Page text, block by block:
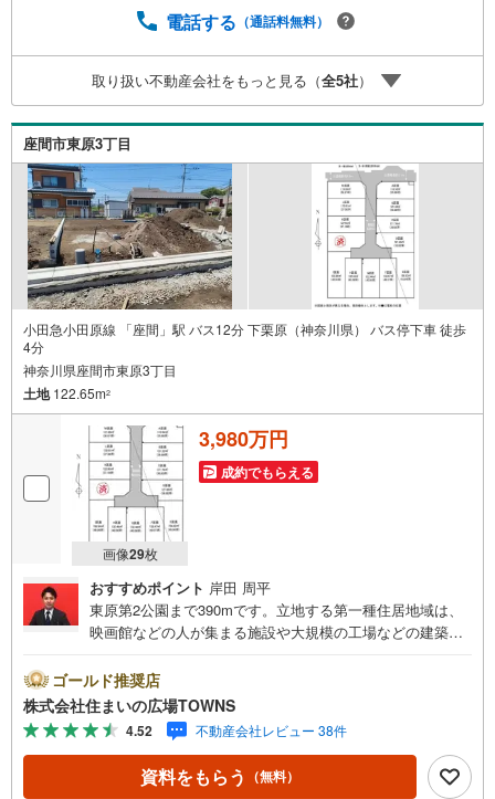
す。■その他、各種ご相談も承っております。○住宅ローン
TOWNSからお客様へ経験豊富なスタッフが親身になってお
客様に合った物件をご紹介させて頂きます！ /他社様掲載物
件も併せてご紹介可能ですのでお気軽にお問い合わせ下さ
い♪駐車場もございますので、お車でのお越しも大歓迎で
す！
電話する （通話料無料）
取り扱い不動産会社をもっと見る（全5社）
座間市東原3丁目
小田急小田原線 「座間」駅 バス12分 下栗原（神奈川県） バス停下車 徒歩
4分
神奈川県座間市東原3丁目
土地122.65m2
画像29枚
3,980万円
成約でもらえる
おすすめポイント 岸田 周平
東原第2公園まで390mです。立地する第一種住居地域は、
映画館などの人が集まる施設や大規模の工場などの建築が
います。周囲の環境もきっと満足して頂ける住宅用地で
す。ぜひご覧ください。周辺環境も良好なエリアにある売
地です。土地面積は122.65平米（公簿）で一押しです。
【年中無休/9:00～21:00】人気物件は特にお問い合わせが
集中するため、お早めにお電話下さい。「室内・現地を見
学する」ボタンよりご予約頂くとご見学がスムーズです。■
ゴールド推奨店
株式会社住まいの広場TOWNS
4.52 不動産会社レビュー 38件
資料をもらう （無料）